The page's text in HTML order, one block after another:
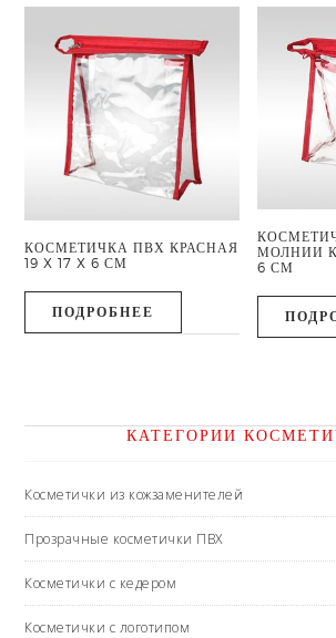
КОСМЕТИЧКА ПВХ КРАСНАЯ
19 X 17 X 6 СМ
ПОДРОБНЕЕ
МОЛНИИ
6 СМ
КАТЕГОРИИ
Косметички из кожзаменителей
Прозрачные косметички ПВХ
Косметички с кедером
Косметички с логотипом